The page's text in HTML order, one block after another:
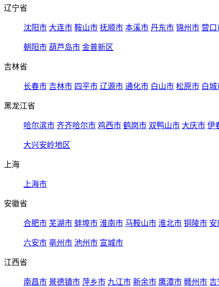
辽宁省
沈阳市 大连市 鞍山市 抚顺市 本溪市 丹东市 锦州市 营口
朝阳市 葫芦岛市 金普新区
吉林省
长春市 吉林市 四平市 辽源市 通化市 白山市 松原市 白城
黑龙江省
哈尔滨市 齐齐哈尔市 鸡西市 鹤岗市 双鸭山市 大庆市 伊
大兴安岭地区
上海
上海市
安徽省
合肥市 芜湖市 蚌埠市 淮南市 马鞍山市 淮北市 铜陵市 安
六安市 亳州市 池州市 宣城市
江西省
南昌市 景德镇市 萍乡市 九江市 新余市 鹰潭市 赣州市 吉